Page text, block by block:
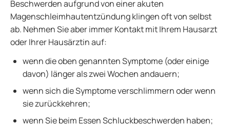
Beschwerden aufgrund von einer akuten
Magenschleimhautentzündung klingen oft von selbst
ab. Nehmen Sie aber immer Kontakt mit Ihrem Hausarzt
oder Ihrer Hausärztin auf:
wenn die oben genannten Symptome (oder einige
davon) länger als zwei Wochen andauern;
wenn sich die Symptome verschlimmern oder wenn
sie zurückkehren;
wenn Sie beim Essen Schluckbeschwerden haben;